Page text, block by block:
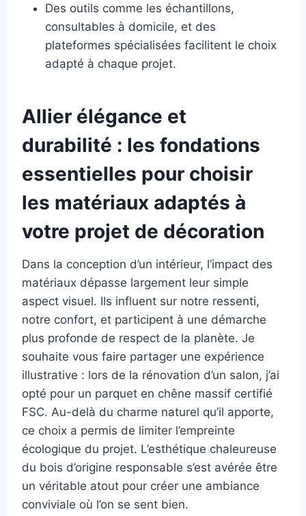
Des outils comme les échantillons,
consultables à domicile, et des
plateformes spécialisées facilitent le choix
adapté à chaque projet.
Allier élégance et
durabilité : les fondations
essentielles pour choisir
les matériaux adaptés à
votre projet de décoration
Dans la conception d’un intérieur, l’impact des
matériaux dépasse largement leur simple
aspect visuel. Ils influent sur notre ressenti,
notre confort, et participent à une démarche
plus profonde de respect de la planète. Je
souhaite vous faire partager une expérience
illustrative : lors de la rénovation d’un salon, j’ai
opté pour un parquet en chêne massif certifié
FSC. Au-delà du charme naturel qu’il apporte,
ce choix a permis de limiter l’empreinte
écologique du projet. L’esthétique chaleureuse
du bois d’origine responsable s’est avérée être
un véritable atout pour créer une ambiance
conviviale où l’on se sent bien.